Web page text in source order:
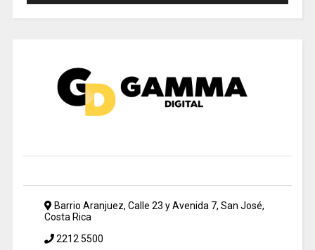
Barrio Aranjuez, Calle 23 y Avenida 7, San José,
Costa Rica
2212 5500